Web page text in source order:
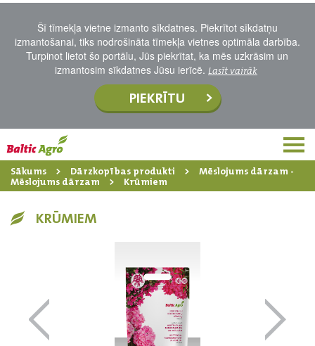
Šī tīmekļa vietne izmanto sīkdatnes. Piekrītot sīkdatņu
izmantošanai, tiks nodrošināta tīmekļa vietnes optimāla darbība.
Turpinot lietot šo portālu, Jūs piekrītat, ka mēs uzkrāsim un
izmantosim sīkdatnes Jūsu ierīcē. Lasīt vairāk
PIEKRĪTU
Sākums Dārzkopības produkti
Mēslojums dārzam -
Mēslojums dārzam
Krūmiem
KRŪMIEM